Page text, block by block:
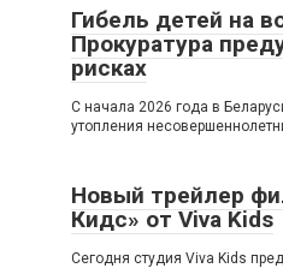
Гибель детей на
Прокуратура
рисках
С начала 2026 года в
утопления
Новый трейлер
Кидс» от Viva Kids
Сегодня студия Viva Kids